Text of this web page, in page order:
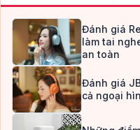
Đánh giá
làm tai
an toàn
Đánh giá
cả ngoại